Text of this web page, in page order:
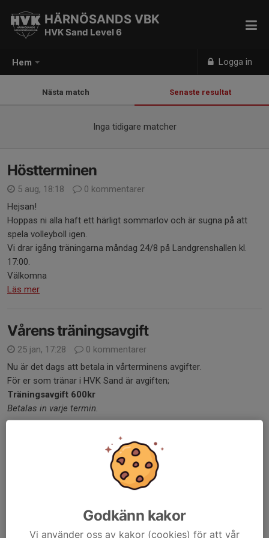
Hem Logga in
HÄRNÖSANDS VBK
HVK Sand Level 6
Nästa match Senaste resultat
Inga tidigare matcher
Höstterminen
5 aug, 18:18
0 kommentarer
Hejsan!
Hoppas ni alla haft ett härligt sommarlov och är sugna på att
spela volleyboll igen.
Vi drar igång träningarna måndag 24/8 på Landgrenshallen kl.
17:00.
Välkomna
Läs mer
Vårens träningsavgift
25 jan, 17:28
0 kommentarer
Nu är det dags att betala in vårterminens avgifter.
För er som tränar i HVK Sand är avgiften;
Träningsavgift 600kr
Betalas in varje termin.
för enskild spelare eller 400kr för familj
Idrottsfritids i Ängets Sportcenter-
Godkänn kakor
Vi använder oss av kakor (cookies) för att vår